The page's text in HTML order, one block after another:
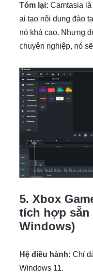
Tóm lại: Camtasia
ai tạo nội dung đào
nó khá cao. Nhưng
chuyên nghiệp, nó
5. Xbox
tích hợp sẵn
Windows)
Hệ điều hành: Chỉ
Windows 11.